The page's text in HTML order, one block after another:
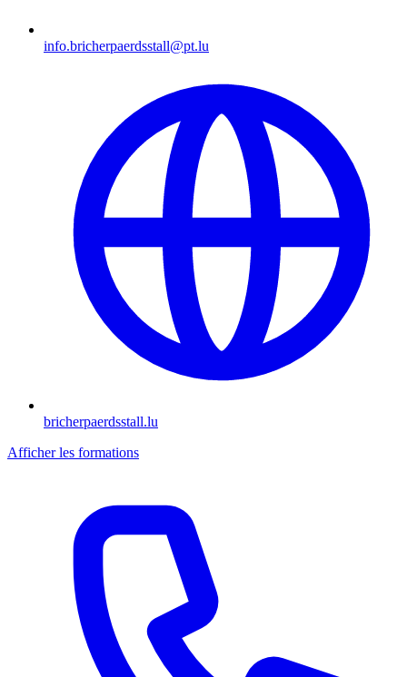
info.bricherpaerdsstall@pt.lu
bricherpaerdsstall.lu
Afficher les formations